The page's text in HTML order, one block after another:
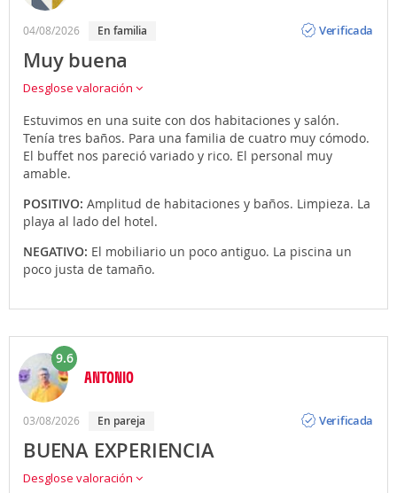
04/08/2026 en familia
Verificada
Muy buena
Desglose valoración
Estuvimos en una suite con dos habitaciones y salón.
Tenía tres baños. Para una familia de cuatro muy cómodo.
El buffet nos pareció variado y rico. El personal muy
amable.
POSITIVO: Amplitud de habitaciones y baños. Limpieza. La
playa al lado del hotel.
NEGATIVO: El mobiliario un poco antiguo. La piscina un
poco justa de tamaño.
9.6
ANTONIO
03/08/2026 en pareja
Verificada
BUENA EXPERIENCIA
Desglose valoración